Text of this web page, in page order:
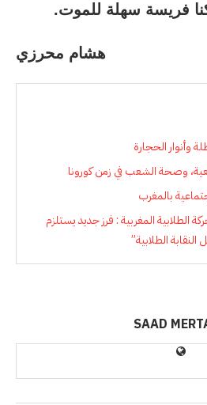
فريسة سهلة للموت.
هشام محرزي
وأنوار الحجارة
وصحة الشعب في زمن كورونا
بالمغرب
الطلابية المغربية : فرز جديد يستلزم
الطلابية”
SAAD